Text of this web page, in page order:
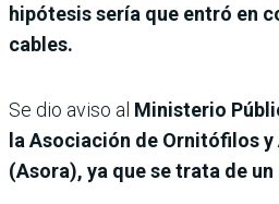
hipótesis sería que entró en
cables.
Se dio aviso al Ministerio
la Asociación de Ornitófilos y
(Asora), ya que se trata de